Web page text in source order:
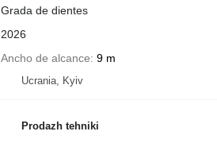
Grada de dientes
2026
Ancho de alcance 9 m
Ucrania, Kyiv
Prodazh tehniki